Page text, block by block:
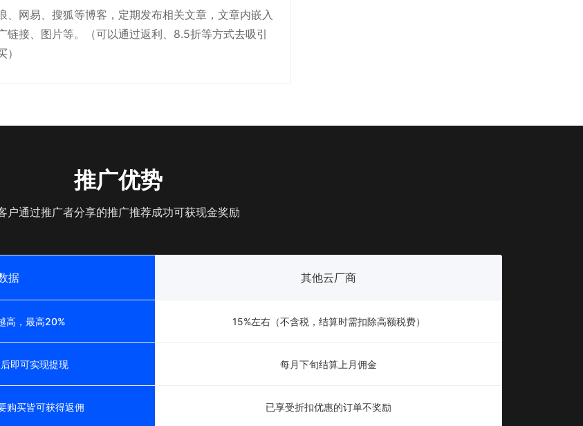
、网易、搜狐等博客，定期发布相关文章，文章内嵌入
链接、图片等。（可以通过返利、8.5折等方式去吸引
推广优势
户通过推广者分享的推广推荐成功可获现金奖励
据 其他云厂商
高，最高20% 15%左右（不含税，结算时需扣除高额税费）
即可实现提现 每月下旬结算上月佣金
购买皆可获得返佣 已享受折扣优惠的订单不奖励